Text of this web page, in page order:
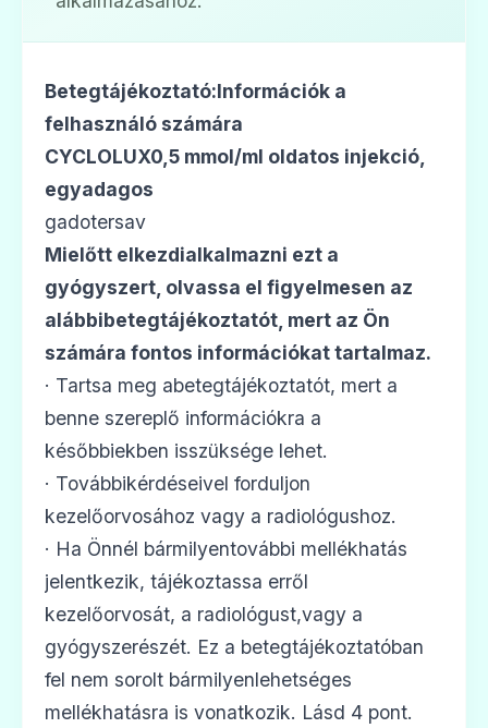
Betegtájékoztató:Információk a
felhasználó számára
CYCLOLUX0,5 mmol/ml oldatos injekció,
egyadagos
gadotersav
Mielőtt elkezdialkalmazni ezt a
gyógyszert, olvassa el figyelmesen az
alábbibetegtájékoztatót, mert az Ön
számára fontos információkat tartalmaz.
· Tartsa meg abetegtájékoztatót, mert a
benne szereplő információkra a
későbbiekben isszüksége lehet.
· Továbbikérdéseivel forduljon
kezelőorvosához vagy a radiológushoz.
· Ha Önnél bármilyentovábbi mellékhatás
jelentkezik, tájékoztassa erről
kezelőorvosát, a radiológust,vagy a
gyógyszerészét. Ez a betegtájékoztatóban
fel nem sorolt bármilyenlehetséges
mellékhatásra is vonatkozik. Lásd 4 pont.